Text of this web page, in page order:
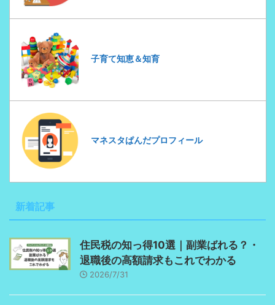
子育て知恵＆知育
マネスタぱんだプロフィール
新着記事
住民税の知っ得10選｜副業ばれる？・
退職後の高額請求もこれでわかる
2026/7/31